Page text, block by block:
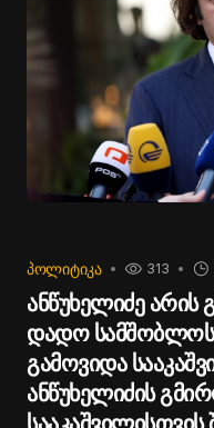
ᲞᲝᲚᲘᲢᲘᲙᲐ 313
ანწუხელიძე
დადო
გამოვიდა
ანწუხელიძის